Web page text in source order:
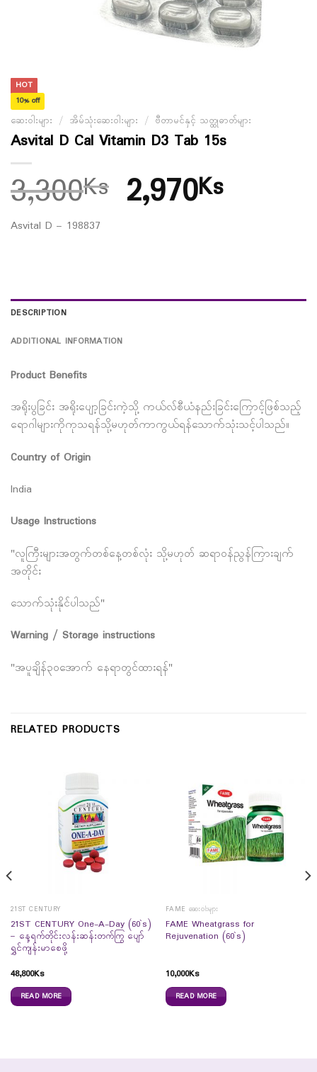
HOT
10% off
ဆေးဝါးများ / အိမ်သုံးဆေးဝါးများ / ဗီတာမင်နှင့် သတ္ထုဓာတ်များ
Asvital D Cal Vitamin D3 Tab 15s
3,300Ks 2,970Ks
Asvital D – 198837
DESCRIPTION
ADDITIONAL INFORMATION
Product Benefits
အရိုးပွခြင်း အရိုးပျော့ခြင်းကဲ့သို့ ကယ်လ်စီယံနည်းခြင်းကြောင့်ဖြစ်သည့်
ရောဂါများကိုကုသရန်သို့မဟုတ်ကာကွယ်ရန်သောက်သုံးသင့်ပါသည်။
Country of Origin
India
Usage Instructions
"လူကြီးများအတွက်တစ်နေ့တစ်လုံး သို့မဟုတ် ဆရာဝန်ညွန်ကြားချက်
အတိုင်း
သောက်သုံးနိုင်ပါသည်"
Warning / Storage instructions
"အပူချိန်၃၀အောက် နေရာတွင်ထားရန်"
RELATED PRODUCTS
21ST CENTURY
21ST CENTURY One-A-Day (60`s)
– နေ့ရက်တိုင်းလန်းဆန်းတက်ကြွ ပျော်
ရွှင်ကျန်းမာစေဖို့
48,800Ks
READ MORE
FAME ဆေးဝါးများ
FAME Wheatgrass for
Rejuvenation (60`s)
10,000Ks
READ MORE